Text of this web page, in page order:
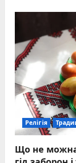
рік:
та
для
2026
Релігія
Що не